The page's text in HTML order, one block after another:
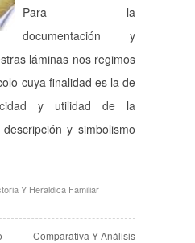
Para la
documentación y
láminas nos regimos
cuya finalidad es la de
y utilidad de la
y simbolismo
Y Heraldica Familiar
Comparativa Y Análisis